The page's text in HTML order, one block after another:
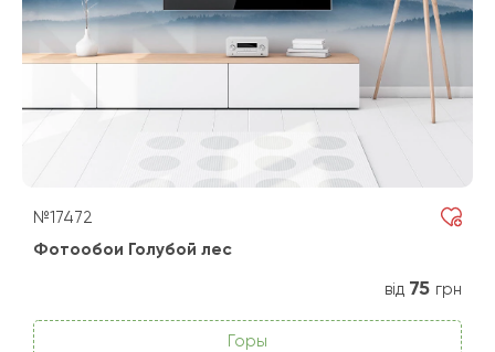
№17472
Фотообои Голубой лес
від 75 грн
Горы